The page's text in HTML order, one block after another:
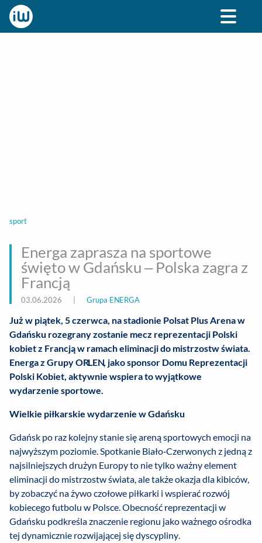
sport
Energa zaprasza na sportowe
święto w Gdańsku – Polska zagra z
Francją
03.06.2026 Grupa ENERGA
Już w piątek, 5 czerwca, na stadionie Polsat Plus Arena w
Gdańsku rozegrany zostanie mecz reprezentacji Polski
kobiet z Francją w ramach eliminacji do mistrzostw świata.
Energa z Grupy ORLEN, jako sponsor Domu Reprezentacji
Polski Kobiet, aktywnie wspiera to wyjątkowe
wydarzenie sportowe.
Wielkie piłkarskie wydarzenie w Gdańsku
Gdańsk po raz kolejny stanie się areną sportowych emocji na
najwyższym poziomie. Spotkanie Biało‑Czerwonych z jedną z
najsilniejszych drużyn Europy to nie tylko ważny element
eliminacji do mistrzostw świata, ale także okazja dla kibiców,
by zobaczyć na żywo czołowe piłkarki i wspierać rozwój
kobiecego futbolu w Polsce. Obecność reprezentacji w
Gdańsku podkreśla znaczenie regionu jako ważnego ośrodka
tej dynamicznie rozwijającej się dyscypliny.